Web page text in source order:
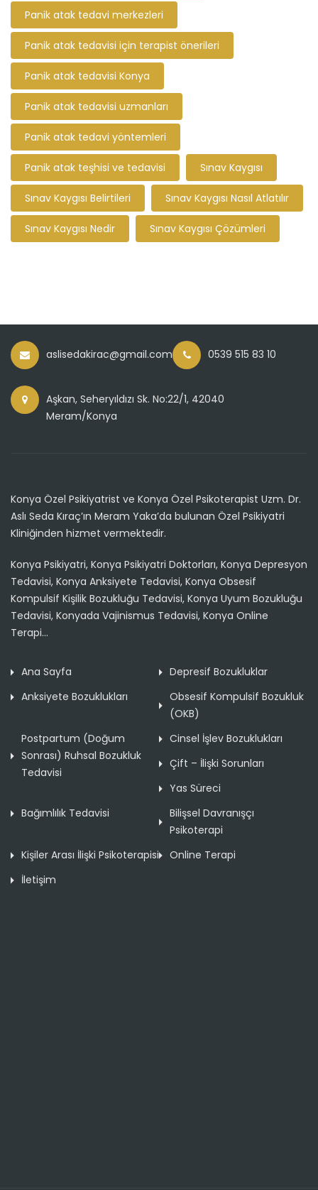
Panik atak tedavi merkezleri
Panik atak tedavisi için terapist önerileri
Panik atak tedavisi Konya
Panik atak tedavisi uzmanları
Panik atak tedavi yöntemleri
Panik atak teşhisi ve tedavisi Sınav Kaygısı
Sınav Kaygısı Belirtileri Sınav Kaygısı Nasıl Atlatılır
Sınav Kaygısı Nedir Sınav Kaygısı Çözümleri
aslisedakirac@gmail.com 0539 515 83 10
Aşkan, Seheryıldızı Sk. No:22/1, 42040
Meram/Konya
Konya Özel Psikiyatrist ve Konya Özel Psikoterapist Uzm. Dr.
Aslı Seda Kıraç’ın Meram Yaka’da bulunan Özel Psikiyatri
Kliniğinden hizmet vermektedir.
Konya Psikiyatri, Konya Psikiyatri Doktorları, Konya Depresyon
Tedavisi, Konya Anksiyete Tedavisi, Konya Obsesif
Kompulsif Kişilik Bozukluğu Tedavisi, Konya Uyum Bozukluğu
Tedavisi, Konyada Vajinismus Tedavisi, Konya Online
Terapi...
Ana Sayfa
Depresif Bozukluklar
Anksiyete Bozuklukları
Obsesif Kompulsif Bozukluk
(OKB)
Postpartum (Doğum
Sonrası) Ruhsal Bozukluk
Tedavisi
Cinsel İşlev Bozuklukları
Çift – İlişki Sorunları
Yas Süreci
Bağımlılık Tedavisi
Bilişsel Davranışçı
Psikoterapi
Kişiler Arası İlişki Psikoterapisi
Online Terapi
İletişim